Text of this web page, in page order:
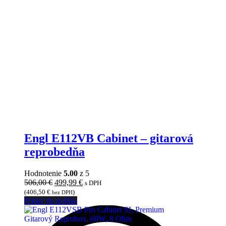
Engl E112VB Cabinet – gitarová
reprobedňa
Hodnotenie 5.00 z 5
506,00€ Pôvodná
cena
bola:
506,00 €.
499,99 €Aktuálna
499,99 €.
s DPH
(406,50 € bez DPH)
Pridať do košíka